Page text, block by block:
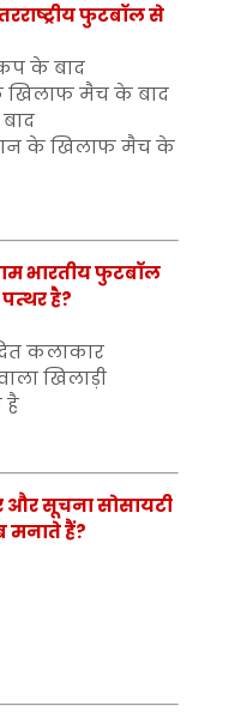
फुटबॉल से
के बाद
खिलाफ मैच के बाद
के खिलाफ मैच के
भारतीय फुटबॉल
है?
कलाकार
खिलाड़ी
है
और सूचना सोसायटी
मनाते हैं?